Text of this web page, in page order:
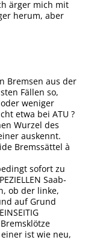
ärger mich mit
herum, aber
Bremsen aus der
Fällen so,
weniger
etwa bei ATU ?
Wurzel des
auskennt.
Bremssättel à
sofort zu
Saab-
ob der linke,
auf Grund
ist wie neu,